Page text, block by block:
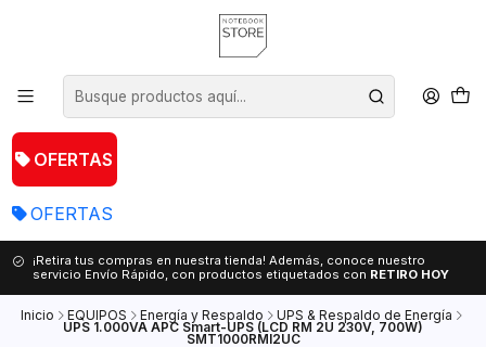
OFERTAS
OFERTAS
¡Retira tus compras en nuestra tienda! Además, conoce nuestro
servicio Envío Rápido, con productos etiquetados con RETIRO HOY
Inicio EQUIPOS Energía y Respaldo UPS & Respaldo de Energía
UPS 1.000VA APC Smart-UPS (LCD RM 2U 230V, 700W)
SMT1000RMI2UC